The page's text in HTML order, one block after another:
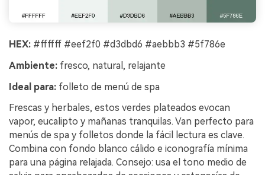
HEX: #ffffff #eef2f0 #d3dbd6 #aebbb3 #5f786e
Ambiente: fresco, natural, relajante
Ideal para: folleto de menú de spa
Frescas y herbales, estos verdes plateados evocan
vapor, eucalipto y mañanas tranquilas. Van perfecto para
menús de spa y folletos donde la fácil lectura es clave.
Combina con fondo blanco cálido e iconografía mínima
para una página relajada. Consejo: usa el tono medio de